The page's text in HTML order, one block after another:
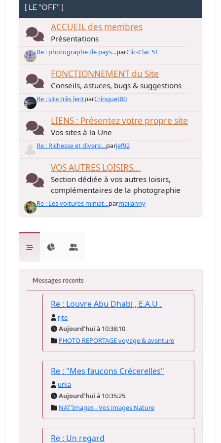
[ LE "OFF" ]
ACCUEIL des membres
Présentations
Re : photographe de pays...parClic-Clac 51
FONCTIONNEMENT du Site
Conseils, astuces, bugs & suggestions
Re : site très lentparCrinquet80
LIENS : Présentez votre propre site
Vos sites à la Une
Re : Richesse et diversi...parjef92
VOS AUTRES LOISIRS...
Section dédiée à vos autres loisirs,
complémentaires de la photographie
Re : Les voitures miniat...parmailanny
Messages récents
Re : Louvre Abu Dhabi , E.A.U .
rjte
Aujourd'hui à 10:38:10
PHOTO REPORTAGE voyage & aventure
Re : "Mes faucons Crécerelles"
urka
Aujourd'hui à 10:35:25
NAT'Images - Vos images Nature
Re : Un regard